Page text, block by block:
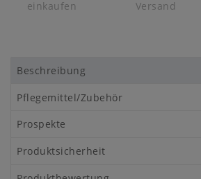
einkaufen
Versand
Beschreibung
Pflegemittel/Zubehör
Prospekte
Produktsicherheit